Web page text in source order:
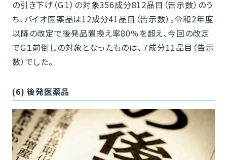
の引き下げ（G１）の対象356成分812品目（告示数）のう
ち、バイオ医薬品は12成分41品目（告示数）。令和2年度
以降の改定で後発品置換え率80％を超え、今回の改定
でG１前倒しの対象となったものは、７成分11品目（告示
数）でした。
(6) 後発医薬品